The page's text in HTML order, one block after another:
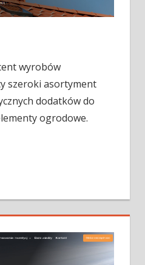
wyrobów
szeroki asortyment
dodatków do
ogrodowe.